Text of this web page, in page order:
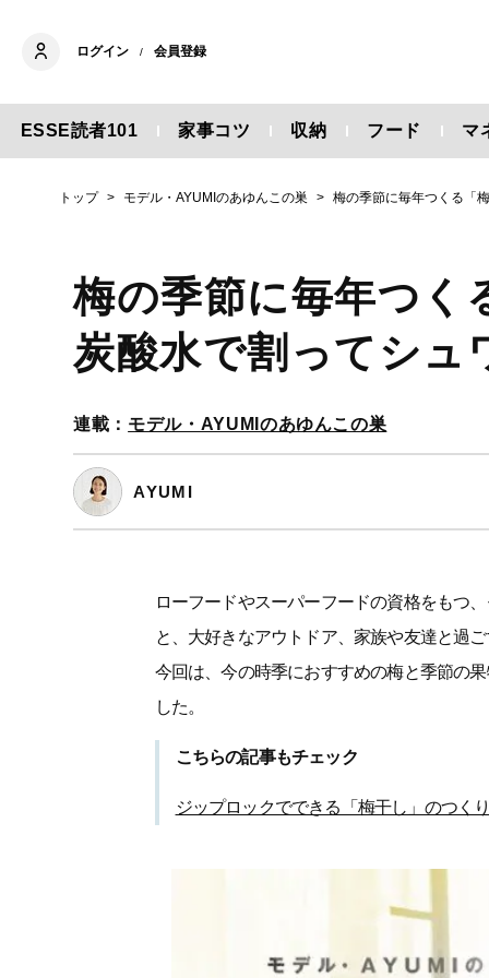
ログイン / 会員登録
ESSE読者101 家事コツ 収納 フード マ
トップ モデル・AYUMIのあゆんこの巣 梅の季節に毎年つくる「
梅の季節に毎年つく
炭酸水で割ってシュ
連載： モデル・AYUMIのあゆんこの巣
AYUMI
ローフードやスーパーフードの資格をもつ
と、大好きなアウトドア、家族や友達と過
今回は、今の時季におすすめの梅と季節の
した。
こちらの記事もチェック
ジップロックでできる「梅干し」のつく